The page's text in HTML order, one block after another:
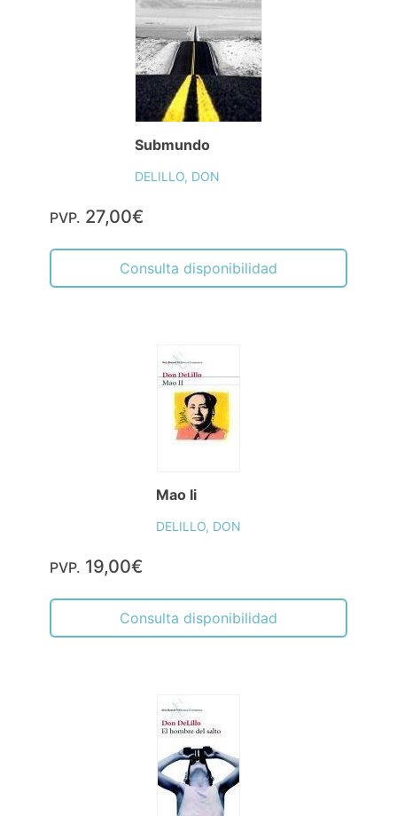
Submundo
DELILLO, DON
PVP. 27,00€
Consulta disponibilidad
Mao Ii
DELILLO, DON
PVP. 19,00€
Consulta disponibilidad